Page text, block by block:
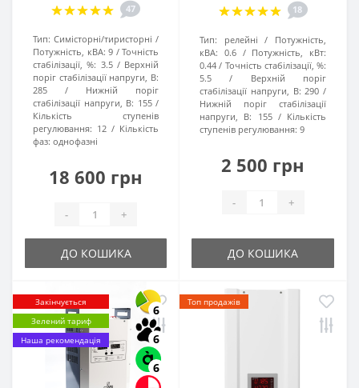
47
Тип: Симісторні/тиристорні
Потужність, кВА: 9
Точність
стабілізації, %: 3.5
Верхній
поріг стабілізації напруги, В:
285
Нижній поріг
стабілізації напруги, В: 155
Кількість ступенів
регулювання: 12
Кількість
фаз: однофазні
18 600 грн
- +
ДО КОШИКА
18
Тип: релейні
Потужність,
кВА: 0.6
Потужність, кВт:
0.44
Точність стабілізації, %:
5.5
Верхній поріг
стабілізації напруги, В: 290
Нижній поріг стабілізації
напруги, В:
155
Кількість
ступенів регулювання: 9
2 500 грн
- +
ДО КОШИКА
Закінчується
Зелений тариф
Наша рекомендація
6
6
6
Топ продажів